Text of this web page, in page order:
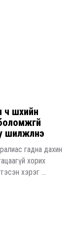
шүүхийн
гадна дахин
хорих
хэрэг ...